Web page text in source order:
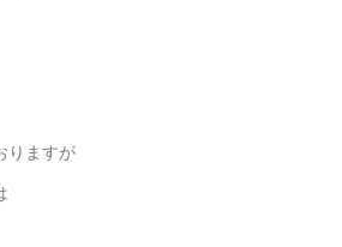
りますが